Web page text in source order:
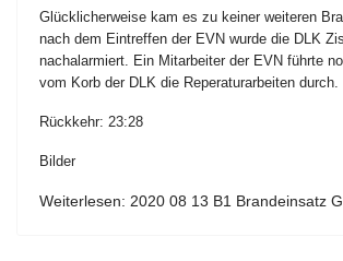
Glücklicherweise kam es zu keiner weiteren
nach dem Eintreffen der EVN wurde die DLK
nachalarmiert. Ein Mitarbeiter der EVN führte
vom Korb der DLK die Reperaturarbeiten durch.
Rückkehr: 23:28
Bilder
Weiterlesen: 2020 08 13 B1 Brandeinsatz